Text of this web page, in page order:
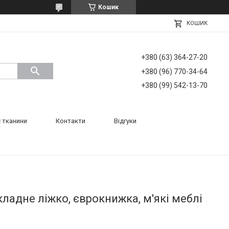
Кошик
КОШИК
+380 (63) 364-27-20
+380 (96) 770-34-64
+380 (99) 542-13-70
Контакти Відгуки
ліжко, єврокнижка, м'які меблі